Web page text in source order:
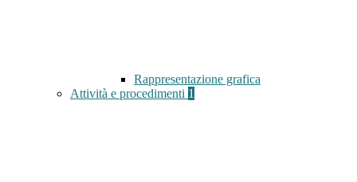
Rappresentazione grafica
Attività e procedimenti 1